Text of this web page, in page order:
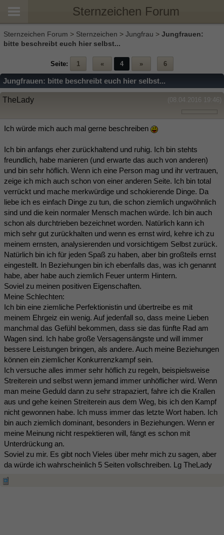
Sternzeichen Forum
Sternzeichen Forum > Sternzeichen > Jungfrau > Jungfrauen:
bitte beschreibt euch hier selbst...
Seite: 1 « 4 » 6
Jungfrauen: bitte beschreibt euch hier selbst...
(08.04.2016 19:46)
TheLady
Ich würde mich auch mal gerne beschreiben
Ich bin anfangs eher zurückhaltend und ruhig. Ich bin stehts
freundlich, habe manieren (und erwarte das auch von anderen)
und bin sehr höflich. Wenn ich eine Person mag und ihr vertrauen,
zeige ich mich auch schon von einer anderen Seite. Ich bin total
verrückt und mache merkwürdige und schokierende Dinge. Da
liebe ich es einfach Dinge zu tun, die schon ziemlich ungwöhnlich
sind und die kein normaler Mensch machen würde. Ich bin auch
schon als durchtrieben bezeichnet worden. Natürlich kann ich
mich sehr gut zurückhalten und wenn es ernst wird, kehre ich zu
meinem ernsten, analysierenden und vorsichtigem Selbst zurück.
Natürlich bin ich für jeden Spaß zu haben, aber bin großteils ernst
eingestellt. In Beziehungen bin ich ebenfalls das, was ich genannt
habe, aber habe auch ziemlich Feuer unterm Hintern.
Soviel zu meinen positiven Eigenschaften.
Meine Schlechten:
Ich bin eine ziemliche Perfektionistin und übertreibe es mit
meinem Ehrgeiz ein wenig. Auf jedenfall so, dass meine Lieben
manchmal das Gefühl bekommen, dass sie das fünfte Rad am
Wagen sind. Ich habe große Versagensängste und will immer
bessere Leistungen bringen, als andere. Auch meine Beziehungen
können ein ziemlicher Konkurrenzkampf sein.
Ich versuche alles immer sehr höflich zu regeln, beispielsweise
Streiterein und selbst wenn jemand immer unhöflicher wird. Wenn
man meine Geduld dann zu sehr strapaziert, fahre ich die Krallen
aus und gehe keinen Streiterein aus dem Weg, bis ich den Kampf
nicht gewonnen habe. Ich muss immer das letzte Wort haben. Ich
bin auch ziemlich dominant, besonders in Beziehungen. Wenn er
meine Meinung nicht respektieren will, fängt es schon mit
Unterdrückung an.
Soviel zu mir. Es gibt noch Vieles über mehr mich zu sagen, aber
da würde ich wahrscheinlich 5 Seiten vollschreiben. Lg TheLady